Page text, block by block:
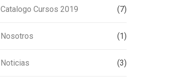
Catalogo Cursos 2019 (7)
Nosotros (1)
Noticias (3)